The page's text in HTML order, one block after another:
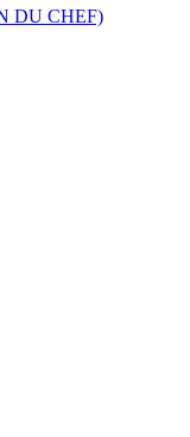
DU CHEF)